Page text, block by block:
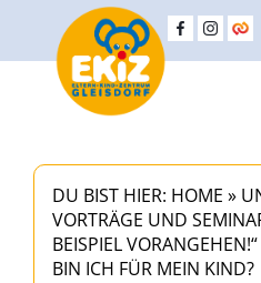
DU BIST HIER: HOME »
VORTRÄGE UND
BEISPIEL
BIN ICH FÜR MEIN KIND?